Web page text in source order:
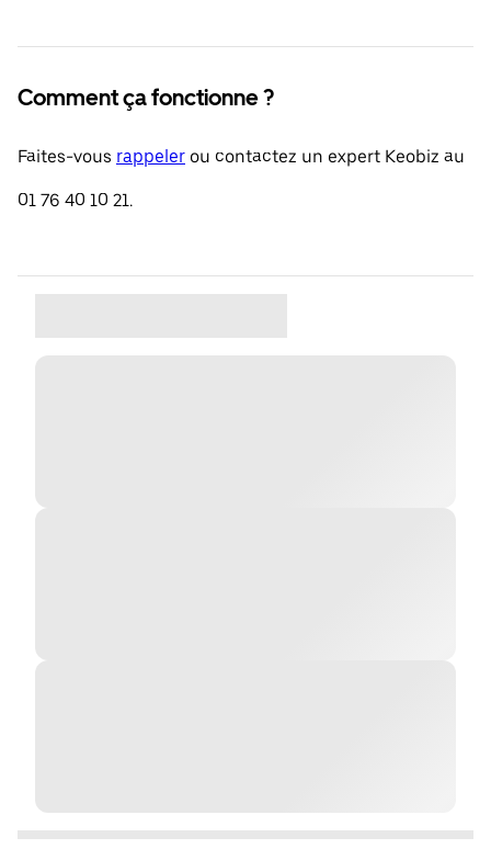
Comment ça fonctionne ?
Faites-vous rappeler ou contactez un expert Keobiz au
01 76 40 10 21.